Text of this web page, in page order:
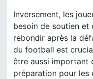
Inversement, les
besoin de soutien et
rebondir après la
du football est
être aussi important
préparation pour les